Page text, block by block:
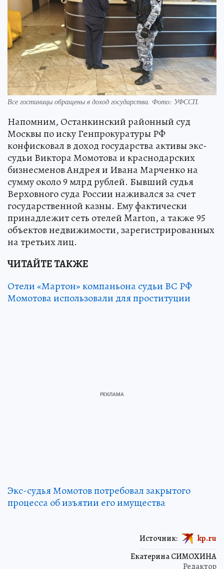
Все гостиницы обращены в доход государства. Фото: УФССП.
Напомним, Останкинский районный суд
Москвы по иску Генпрокуратуры РФ
конфисковал в доход государства активы экс-
судьи Виктора Момотова и краснодарских
бизнесменов Андрея и Ивана Марченко на
сумму около 9 млрд рублей. Бывший судья
Верховного суда России наживался за счет
государственной казны. Ему фактически
принадлежит сеть отелей Marton, а также 95
объектов недвижимости, зарегистрированных
на третьих лиц.
ЧИТАЙТЕ ТАКЖЕ
Отели «Мартон» компаньона судьи ВС РФ
Момотова использовали для проституции
Экс-судья Момотов потребовал закрытого
процесса об изъятии его имущества
Екатерина СИМОХИНА
Редактор
Источник: kp.ru